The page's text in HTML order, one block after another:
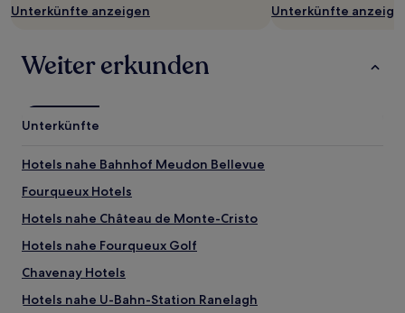
Unterkünfte anzeigen
Unterkünfte
Weiter erkunden
Unterkünfte
Hotels nahe Bahnhof Meudon Bellevue
Fourqueux Hotels
Hotels nahe Château de Monte-Cristo
Hotels nahe Fourqueux Golf
Chavenay Hotels
Hotels nahe U-Bahn-Station Ranelagh